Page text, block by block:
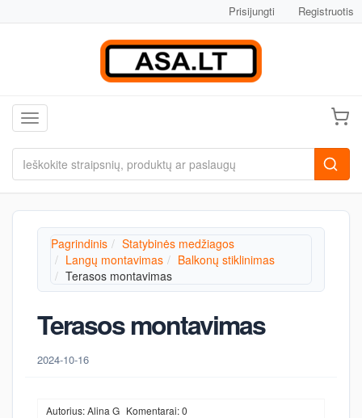
Prisijungti Registruotis
Toggle navigation
Pagrindinis
Statybinės medžiagos
Langų montavimas
Balkonų stiklinimas
Terasos montavimas
Terasos montavimas
2024-10-16
Autorius: Alina G Komentarai: 0